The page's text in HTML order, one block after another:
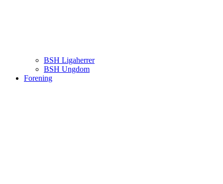
BSH Ligaherrer
BSH Ungdom
Forening